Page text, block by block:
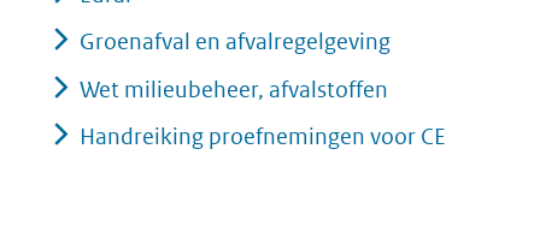
Groenafval en afvalregelgeving
Wet milieubeheer, afvalstoffen
Handreiking proefnemingen voor CE